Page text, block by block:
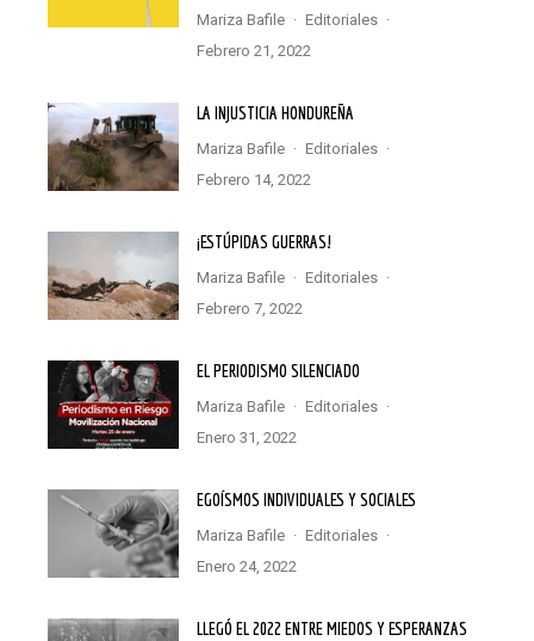
Mariza Bafile · Editoriales ·
febrero 21, 2022
LA INJUSTICIA HONDUREÑA
Mariza Bafile · Editoriales ·
febrero 14, 2022
¡ESTÚPIDAS GUERRAS!
Mariza Bafile · Editoriales ·
febrero 7, 2022
EL PERIODISMO SILENCIADO
Mariza Bafile · Editoriales ·
enero 31, 2022
EGOÍSMOS INDIVIDUALES Y SOCIALES
Mariza Bafile · Editoriales ·
enero 24, 2022
LLEGÓ EL 2022 ENTRE MIEDOS Y ESPERANZAS